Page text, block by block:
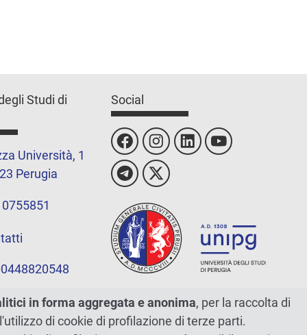
Studi di
Università, 1
Perugia
Social
in forma aggregata e anonima, per la raccolta di
di cookie di profilazione di terze parti.